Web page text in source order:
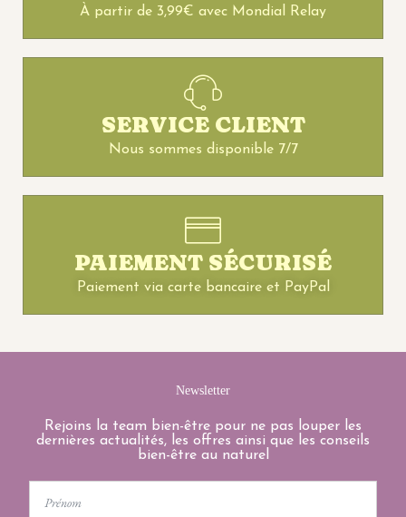
À partir de 3,99€ avec Mondial Relay
SERVICE CLIENT
Nous sommes disponible 7/7
PAIEMENT SÉCURISÉ
Paiement via carte bancaire et PayPal
Newsletter
Rejoins la team bien-être pour ne pas louper les
dernières actualités, les offres ainsi que les conseils
bien-être au naturel
Name